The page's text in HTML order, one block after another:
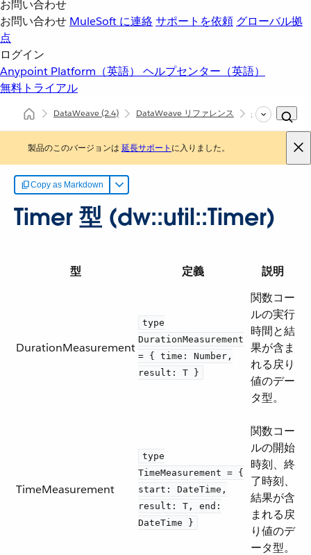
お問い合わせ
お問い合わせ MuleSoft に連絡サポートを依頼 グローバル拠
点
ログイン
Anypoint Platform（英語） ヘルプセンター（英語）
無料トライアル
DataWeave(2.4) DataWeave リファレンス dw::util::Timer
製品のこのバージョンは 延長サポート に入りました。
Copy as Markdown
Timer 型 (dw::util::Timer)
型 定義 説明
DurationMeasurement
type
DurationMeasurement
= { time: Number,
result: T }
関数コー
ルの実行
時間と結
果が含ま
れる戻り
値のデー
タ型。
TimeMeasurement
type
TimeMeasurement = {
start: DateTime,
result: T, end:
DateTime }
関数コー
ルの開始
時刻、終
了時刻、
結果が含
まれる戻
り値のデ
ータ型。